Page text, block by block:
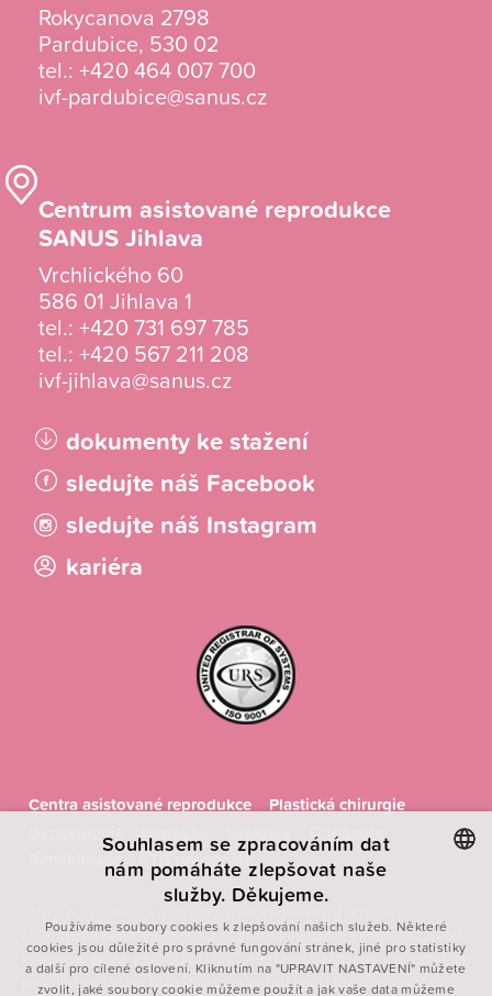
Rokycanova 2798
Pardubice, 530 02
tel.: +420 464 007 700
ivf-pardubice@sanus.cz
Centrum asistované reprodukce
SANUS Jihlava
Vrchlického 60
586 01 Jihlava 1
tel.: +420 731 697 785
tel.: +420 567 211 208
ivf-jihlava@sanus.cz
dokumenty ke stažení
sledujte náš Facebook
sledujte náš Instagram
kariéra
Centra asistované reprodukce
Plastická chirurgie
Ortopedie
Rehabilitace
RTG pracoviště
Toto jsou internetové stránky společnosti První privátní
chirurgické centrum spol. s r.o., se sídlem Labská kotlina 1220/69,
Hradec Králové, PSČ 500 02, IČ: 49813692, zapsané v obchodním
rejstříku vedeném Krajským soudem v Hradci Králové, oddíl C,
ENGLISH
POLISH
Souhlasem se zpracováním dat
nám pomáháte zlepšovat naše
služby. Děkujeme.
Používáme soubory cookies k zlepšování našich služeb. Některé
cookies jsou důležité pro správné fungování stránek, jiné pro statistiky
a další pro cílené oslovení. Kliknutím na "UPRAVIT NASTAVENÍ" můžete
zvolit, jaké soubory cookie můžeme použít a jak vaše data můžeme